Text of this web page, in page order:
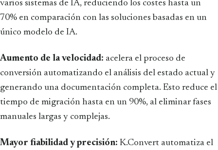
varios sistemas de IA, reduciendo los costes hasta un
70% en comparación con las soluciones basadas en un
único modelo de IA.
Aumento de la velocidad: acelera el proceso de
conversión automatizando el análisis del estado actual y
generando una documentación completa. Esto reduce el
tiempo de migración hasta en un 90%, al eliminar fases
manuales largas y complejas.
Mayor fiabilidad y precisión: K.Convert automatiza el